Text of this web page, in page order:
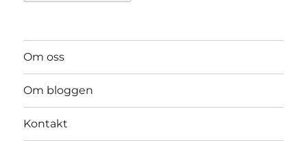
Om oss
Om bloggen
Kontakt